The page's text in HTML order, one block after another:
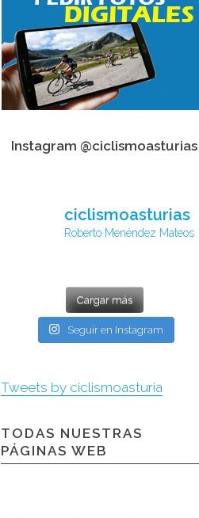
Instagram @ciclismoasturias
ciclismoasturias
Roberto Menéndez Mateos
Cargar más
Seguir en Instagram
Tweets by ciclismoasturia
TODAS NUESTRAS
PÁGINAS WEB